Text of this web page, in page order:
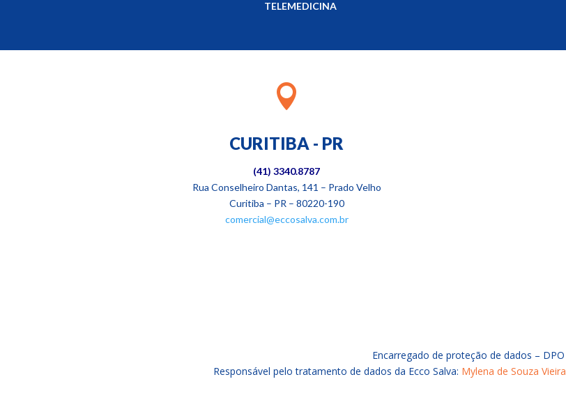
TELEMEDICINA

CURITIBA - PR
(41) 3340.8787
Rua Conselheiro Dantas, 141 – Prado Velho
Curitiba – PR – 80220-190
comercial@eccosalva.com.br
Encarregado de proteção de dados – DPO
Responsável pelo tratamento de dados da Ecco Salva: Mylena de Souza Vieira